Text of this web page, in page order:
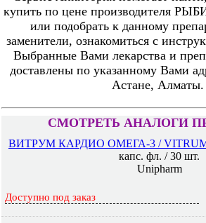
купить по цене производителя
или подобрать к данному
заменители, ознакомиться с
Выбранные Вами лекарства и
доставлены по указанному Вами
Астане, Алматы.
СМОТРЕТЬ АНАЛОГИ
ВИТРУМ КАРДИО ОМЕГА-3 / VITRUM
капс. фл. / 30 шт.
Unipharm
Доступно под заказ